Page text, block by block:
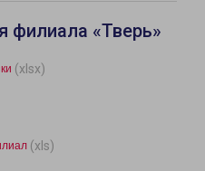
филиала «Тверь»
(xlsx)
(xls)